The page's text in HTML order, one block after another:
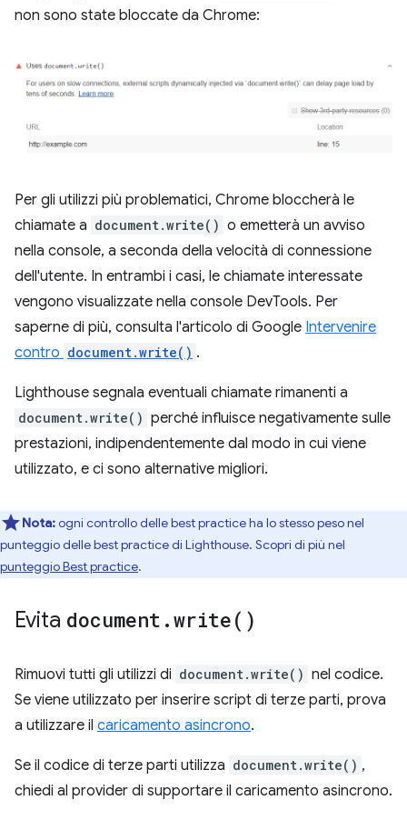
non sono state bloccate da Chrome:
Per gli utilizzi più problematici, Chrome bloccherà le
chiamate a document.write() o emetterà un avviso
nella console, a seconda della velocità di connessione
dell'utente. In entrambi i casi, le chiamate interessate
vengono visualizzate nella console DevTools. Per
saperne di più, consulta l'articolo di Google Intervenire
contro document.write() .
Lighthouse segnala eventuali chiamate rimanenti a
document.write() perché influisce negativamente sulle
prestazioni, indipendentemente dal modo in cui viene
utilizzato, e ci sono alternative migliori.
Nota:ogni controllo delle best practice ha lo stesso peso nel
punteggio delle best practice di Lighthouse. Scopri di più nel
punteggio Best practice.
Evita document .write( )
Rimuovi tutti gli utilizzi di document.write() nel codice.
Se viene utilizzato per inserire script di terze parti, prova
a utilizzare il caricamento asincrono.
Se il codice di terze parti utilizza document.write() ,
chiedi al provider di supportare il caricamento asincrono.